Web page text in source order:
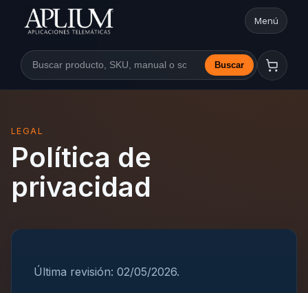
Abrir
Menú
Buscar en la web Buscar
LEGAL
Política de
privacidad
Última revisión: 02/05/2026.